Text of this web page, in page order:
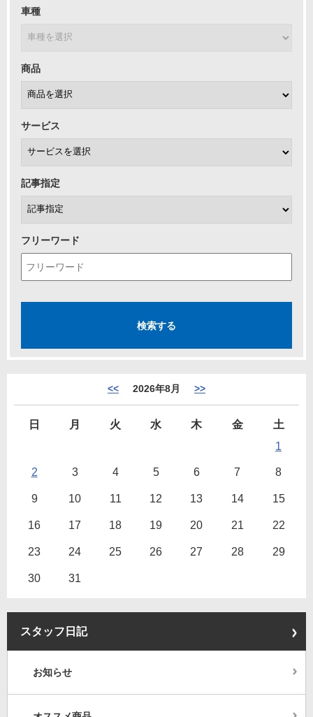
車種
商品
サービス
記事指定
フリーワード
<< 2026年8月 >>
日 月 火 水 木 金
土
1
2 3 4 5 6 7 8
9 10 11 12 13 14 15
16 17 18 19 20 21 22
23 24 25 26 27 28 29
30 31
スタッフ日記
お知らせ